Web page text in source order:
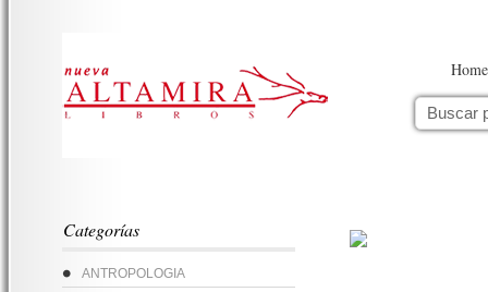
Home
Categorías
ANTROPOLOGIA